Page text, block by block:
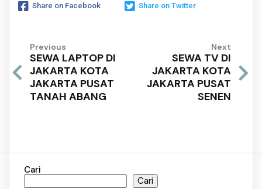
Share on Facebook Share on Twitter
Previous
SEWA LAPTOP DI
JAKARTA KOTA
JAKARTA PUSAT
TANAH ABANG
Next
SEWA TV DI
JAKARTA KOTA
JAKARTA PUSAT
SENEN
Cari
Cari